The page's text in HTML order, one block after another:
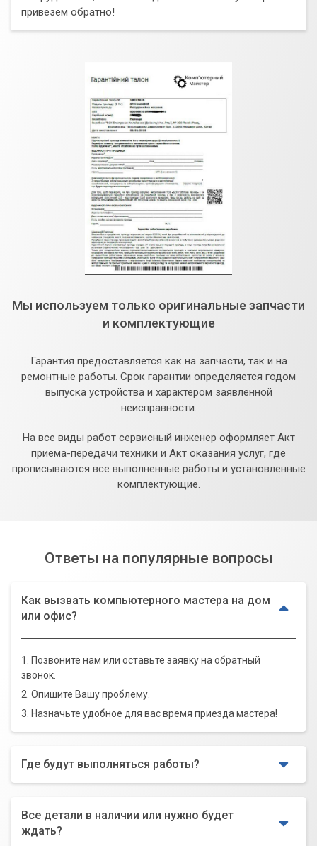
привезем обратно!
Мы используем только оригинальные запчасти
и комплектующие
Гарантия предоставляется как на запчасти, так и на
ремонтные работы. Срок гарантии определяется годом
выпуска устройства и характером заявленной
неисправности.
На все виды работ сервисный инженер оформляет Акт
приема-передачи техники и Акт оказания услуг, где
прописываются все выполненные работы и установленные
комплектующие.
Ответы на популярные вопросы
Как вызвать компьютерного мастера на дом
или офис?
1. Позвоните нам или оставьте заявку на обратный
звонок.
2. Опишите Вашу проблему.
3. Назначьте удобное для вас время приезда мастера!
Где будут выполняться работы?
Все детали в наличии или нужно будет
ждать?